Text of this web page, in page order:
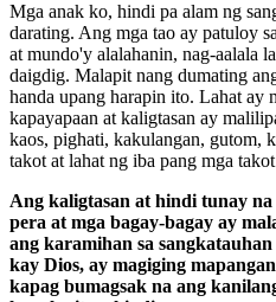
Mga anak ko, hindi pa alam ng
darating. Ang mga tao ay patuloy
at mundo'y alalahanin, nag-aalala
daigdig. Malapit nang dumating
handa upang harapin ito. Lahat ay
kapayapaan at kaligtasan ay
kaos, pighati, kakulangan, gutom,
takot at lahat ng iba pang mga
Ang kaligtasan at hindi tunay
pera at mga bagay-bagay ay
ang karamihan sa
kay Dios, ay magiging
kapag bumagsak na ang